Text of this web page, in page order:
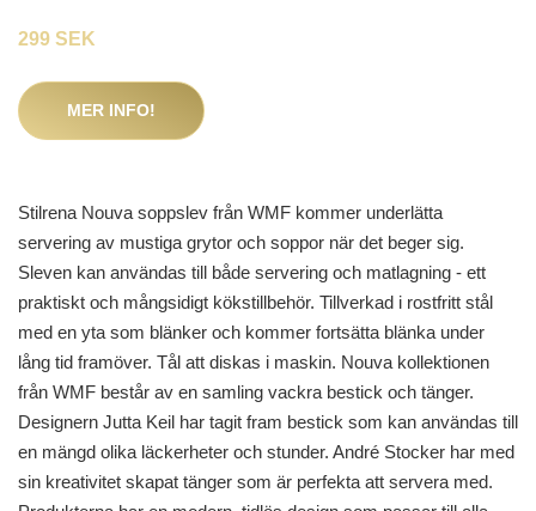
299 SEK
MER INFO!
Stilrena Nouva soppslev från WMF kommer underlätta
servering av mustiga grytor och soppor när det beger sig.
Sleven kan användas till både servering och matlagning - ett
praktiskt och mångsidigt kökstillbehör. Tillverkad i rostfritt stål
med en yta som blänker och kommer fortsätta blänka under
lång tid framöver. Tål att diskas i maskin. Nouva kollektionen
från WMF består av en samling vackra bestick och tänger.
Designern Jutta Keil har tagit fram bestick som kan användas till
en mängd olika läckerheter och stunder. André Stocker har med
sin kreativitet skapat tänger som är perfekta att servera med.